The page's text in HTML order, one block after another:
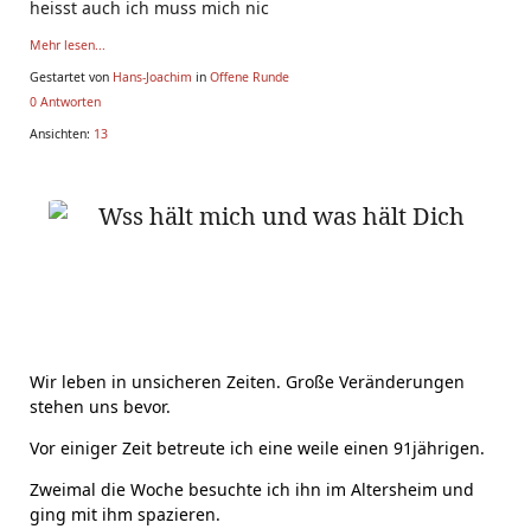
heisst auch ich muss mich nic
Mehr lesen...
Gestartet von Hans-Joachim in Offene Runde
0 Antworten
Ansichten: 13
Wss hält mich und was hält Dich
Wir leben in unsicheren Zeiten. Große Veränderungen
stehen uns bevor.
Vor einiger Zeit betreute ich eine weile einen 91jährigen.
Zweimal die Woche besuchte ich ihn im Altersheim und
ging mit ihm spazieren.